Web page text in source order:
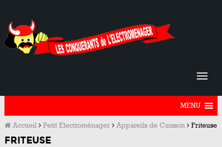
MENU
Accueil Petit Electroménager Appareils de Cuisson Friteuse
FRITEUSE